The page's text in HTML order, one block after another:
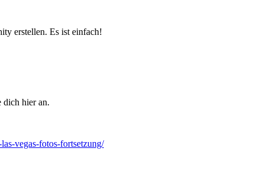
erstellen. Es ist einfach!
dich hier an.
vegas-fotos-fortsetzung/